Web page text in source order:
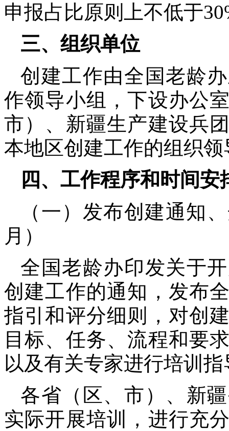
申报占比原则上不低于
三、组织单位
创建工作由全国老龄
作领导小组，下设办公
市）、新疆生产建设兵
本地区创建工作的组织
四、工作程序和时间安
（一）发布创建通知
月）
全国老龄办印发关于
创建工作的通知，发布
指引和评分细则，对创
目标、任务、流程和要
以及有关专家进行培训指
各省（区、市）、新
实际开展培训，进行充